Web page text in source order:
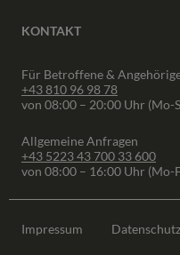
KONTAKT
Für Betroffene &
+43 810 96 98 78
von 08:00 – 20:00 Uhr (Mo-
Allgemeine Anfragen
+43 5223 43 700 33 600
von 08:00 – 16:00 Uhr (Mo-
Impressum Datenschutz